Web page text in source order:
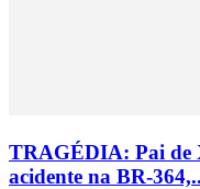
TRAGÉDIA: Pai de
acidente na BR-